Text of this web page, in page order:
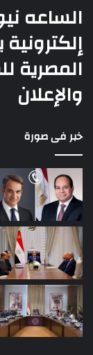
الساعه
المصرية
والإعلان
خبر فى صورة